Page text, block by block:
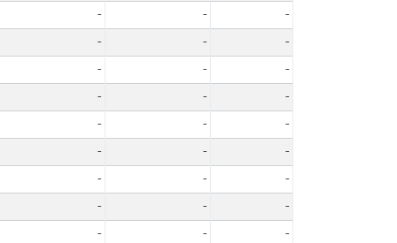
- -
-
- -
-
- -
-
- -
-
- -
-
- -
-
- -
-
- -
-
- -
-